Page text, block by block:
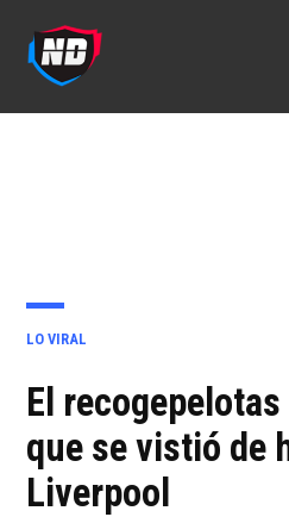
contenido
PUBLICADO
LO VIRAL
El
que se vistió de
Liverpool